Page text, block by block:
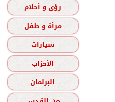
رؤى و أحلام
مرأة و طفل
سيارات
الأحزاب
البرلمان